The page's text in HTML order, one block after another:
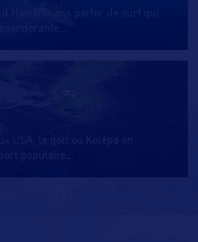
sans parler de surf qui
USA, le golf ou Kolèpa en
populaire